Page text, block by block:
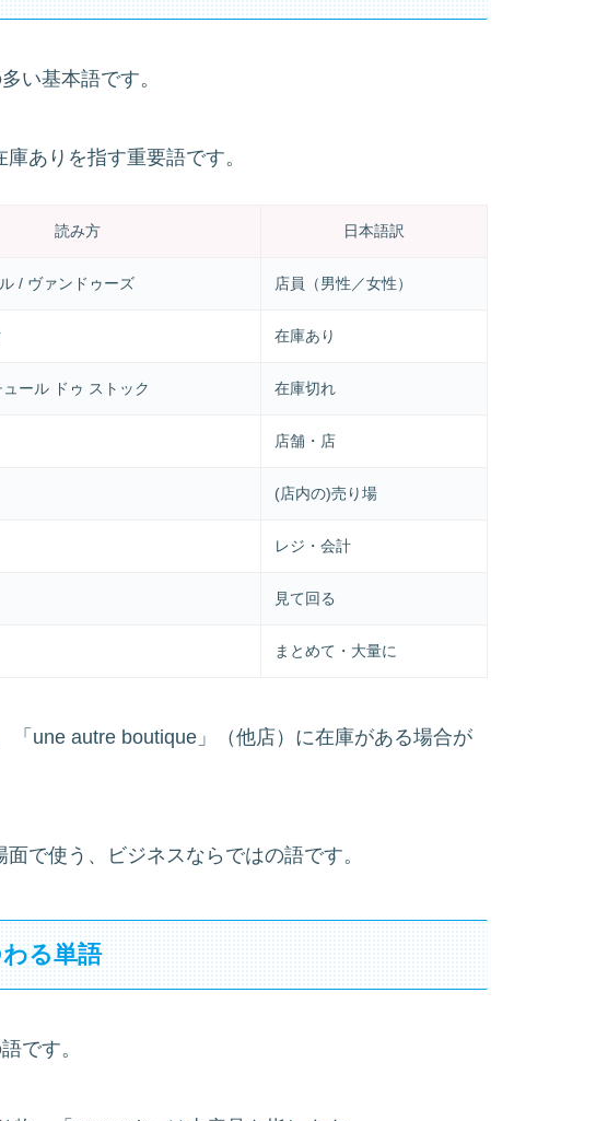
い基本語です。
ありを指す重要語です。
読み方 日本語訳
/ ヴァンドゥーズ 店員（男性／女性）
在庫あり
ール ドゥ ストック 在庫切れ
店舗・店
(店内の)売り場
レジ・会計
見て回る
まとめて・大量に
「une autre boutique」（他店）に在庫がある場合が
で使う、ビジネスならではの語です。
る単語
です。